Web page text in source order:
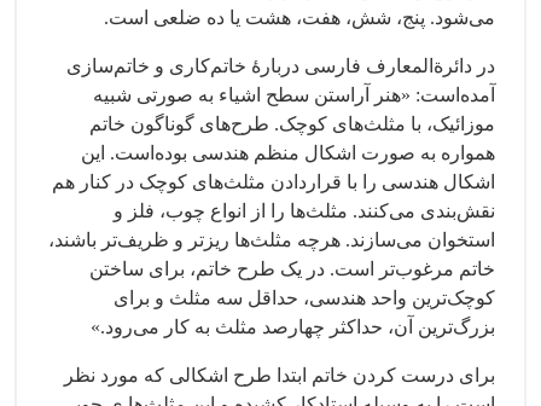
می‌شود. پنج، شش، هفت، هشت یا ده ضلعی است.
در دائرةالمعارف فارسی دربارهٔ خاتم‌کاری و خاتم‌سازی
آمده‌است: «هنر آراستن سطح اشیاء به صورتی شبیه
موزائیک، با مثلث‌های کوچک. طرح‌های گوناگون خاتم
همواره به صورت اشکال منظم هندسی بوده‌است. این
اشکال هندسی را با قراردادن مثلث‌های کوچک در کنار هم
نقش‌بندی می‌کنند. مثلث‌ها را از انواع چوب، فلز و
استخوان می‌سازند. هرچه مثلث‌ها ریزتر و ظریف‌تر باشند،
خاتم مرغوب‌تر است. در یک طرح خاتم، برای ساختن
کوچک‌ترین واحد هندسی، حداقل سه مثلث و برای
بزرگ‌ترین آن، حداکثر چهارصد مثلث به کار می‌رود.»
برای درست کردن خاتم ابتدا طرح اشکالی که مورد نظر